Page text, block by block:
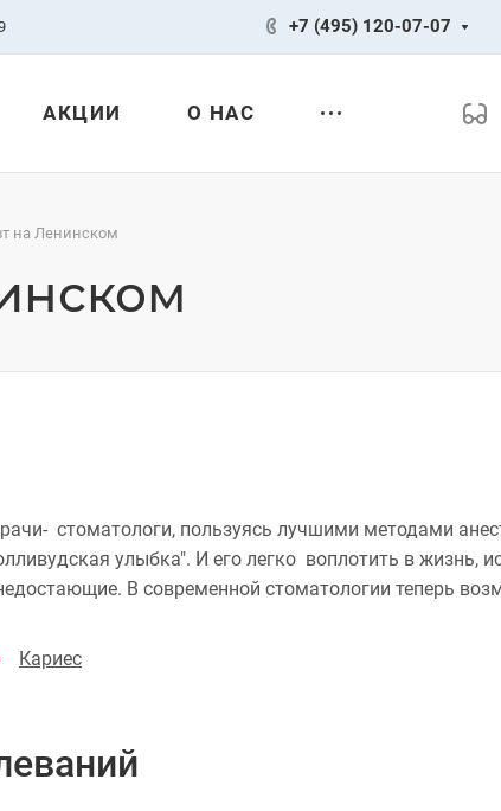
+7 (495) 120-07-07
АКЦИИ О НАС
на Ленинском
стоматологи, пользуясь лучшими методами
улыбка". И его легко воплотить в жизнь,
В современной стоматологии теперь
Кариес